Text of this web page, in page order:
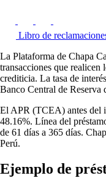
Libro de
La Plataforma de Chapa
transacciones que
crediticia. La tasa de
Banco Central de Reserva
El APR (TCEA) antes del
48.16%. Línea del
de 61 días a 365 días.
Perú.
Ejemplo de